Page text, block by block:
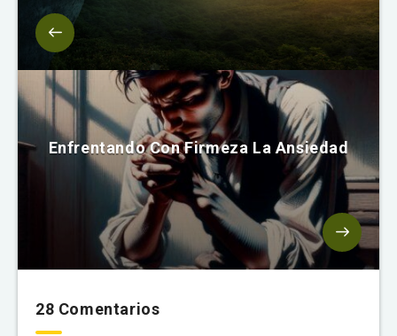
Enfrentando Con Firmeza La Ansiedad
28 Comentarios